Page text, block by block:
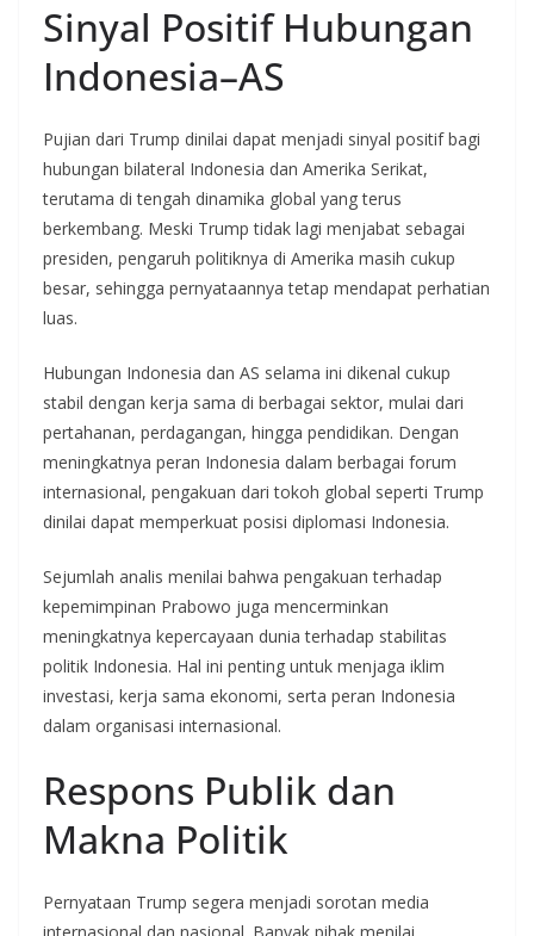
Sinyal Positif Hubungan
Indonesia–AS
Pujian dari Trump dinilai dapat menjadi sinyal positif bagi
hubungan bilateral Indonesia dan Amerika Serikat,
terutama di tengah dinamika global yang terus
berkembang. Meski Trump tidak lagi menjabat sebagai
presiden, pengaruh politiknya di Amerika masih cukup
besar, sehingga pernyataannya tetap mendapat perhatian
luas.
Hubungan Indonesia dan AS selama ini dikenal cukup
stabil dengan kerja sama di berbagai sektor, mulai dari
pertahanan, perdagangan, hingga pendidikan. Dengan
meningkatnya peran Indonesia dalam berbagai forum
internasional, pengakuan dari tokoh global seperti Trump
dinilai dapat memperkuat posisi diplomasi Indonesia.
Sejumlah analis menilai bahwa pengakuan terhadap
kepemimpinan Prabowo juga mencerminkan
meningkatnya kepercayaan dunia terhadap stabilitas
politik Indonesia. Hal ini penting untuk menjaga iklim
investasi, kerja sama ekonomi, serta peran Indonesia
dalam organisasi internasional.
Respons Publik dan
Makna Politik
Pernyataan Trump segera menjadi sorotan media